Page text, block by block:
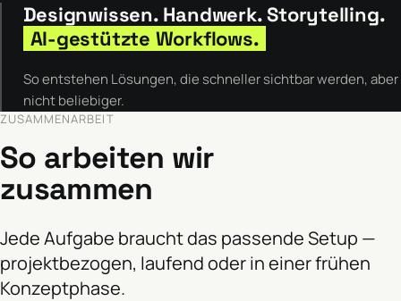
Designwissen. Handwerk. Storytelling.
AI-gestützte Workflows.
So entstehen Lösungen, die schneller sichtbar werden, aber
nicht beliebiger.
ZUSAMMENARBEIT
So arbeiten wir
zusammen
Jede Aufgabe braucht das passende Setup —
projektbezogen, laufend oder in einer frühen
Konzeptphase.